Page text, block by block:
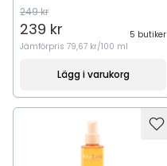
249 kr
239 kr
5 butiker
Jämförpris 79,67 kr/100 ml
Lägg i varukorg